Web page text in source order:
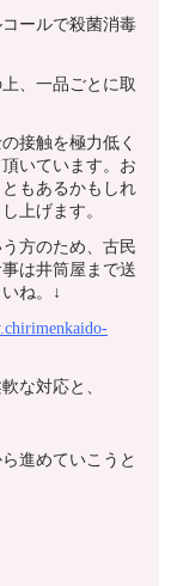
ールで殺菌消毒
、一品ごとに取
接触を極力低く
いています。お
もあるかもしれ
上げます。
方のため、古民
は井筒屋まで送
ね。↓
な対応と、
進めていこうと